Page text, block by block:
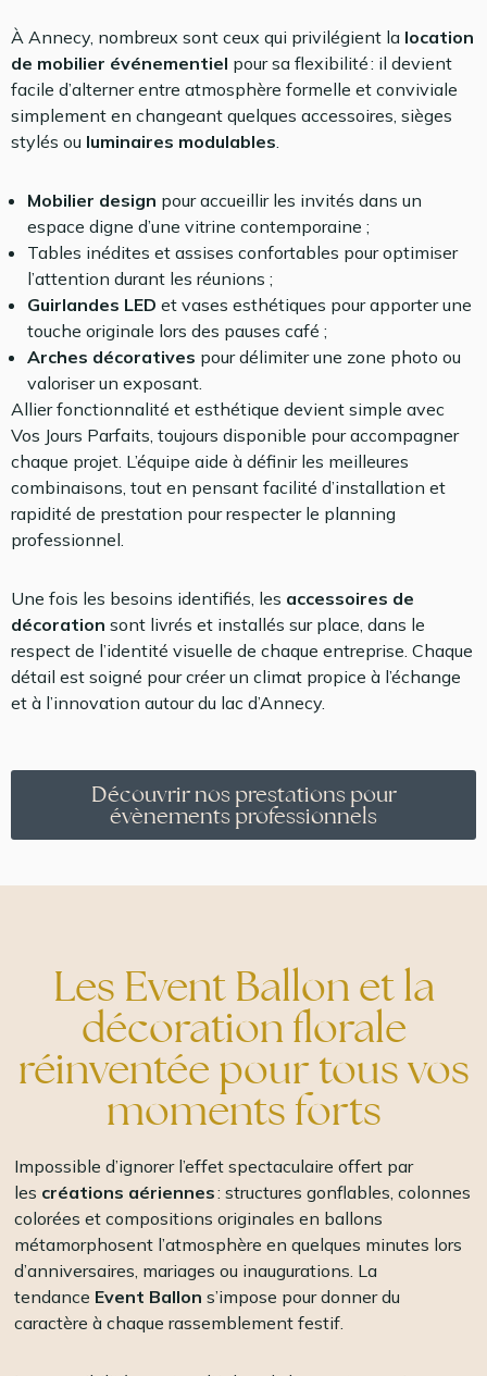
À Annecy, nombreux sont ceux qui privilégient la location
de mobilier événementiel pour sa flexibilité : il devient
facile d’alterner entre atmosphère formelle et conviviale
simplement en changeant quelques accessoires, sièges
stylés ou luminaires modulables.
Mobilier design pour accueillir les invités dans un
espace digne d’une vitrine contemporaine ;
Tables inédites et assises confortables pour optimiser
l’attention durant les réunions ;
Guirlandes LED et vases esthétiques pour apporter une
touche originale lors des pauses café ;
Arches décoratives pour délimiter une zone photo ou
valoriser un exposant.
Allier fonctionnalité et esthétique devient simple avec
Vos Jours Parfaits, toujours disponible pour accompagner
chaque projet. L’équipe aide à définir les meilleures
combinaisons, tout en pensant facilité d’installation et
rapidité de prestation pour respecter le planning
professionnel.
Une fois les besoins identifiés, les accessoires de
décoration sont livrés et installés sur place, dans le
respect de l’identité visuelle de chaque entreprise. Chaque
détail est soigné pour créer un climat propice à l’échange
et à l’innovation autour du lac d’Annecy.
Découvrir nos prestations pour
évènements professionnels
Les Event Ballon et la
décoration florale
réinventée pour tous vos
moments forts
Impossible d’ignorer l’effet spectaculaire offert par
les créations aériennes: structures gonflables, colonnes
colorées et compositions originales en ballons
métamorphosent l’atmosphère en quelques minutes lors
d’anniversaires, mariages ou inaugurations. La
tendance Event Ballon s’impose pour donner du
caractère à chaque rassemblement festif.